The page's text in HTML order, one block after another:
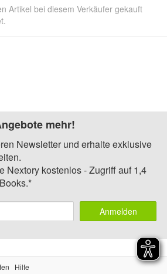
Artikel bei diesem Verkäufer gekauft
mehr!
Newsletter und erhalte exklusive
Nextory kostenlos - Zugriff auf 1,4
Anmelden
Hilfe